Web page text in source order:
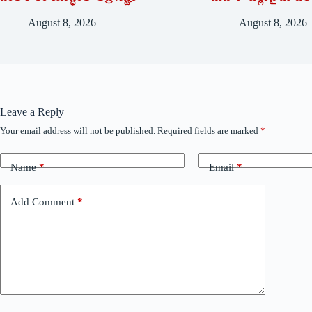
August 8, 2026 August 8, 2026
Leave a Reply
Your email address will not be published. Required fields are marked *
Name* Email*
Add Comment *